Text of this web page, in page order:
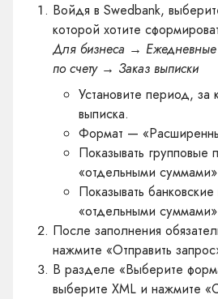
Войдя в Swedbank,
которой хотите
Для бизнеса → Ежедневные
по счету → Заказ выписки
Установите период, за
выписка.
Формат —
Показывать
«отдельными
Показывать
«отдельными
После заполнения
нажмите «Отправить
В разделе «Выберите
выберите XML и нажмите